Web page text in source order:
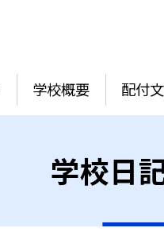
学校概要 配付
学校日記